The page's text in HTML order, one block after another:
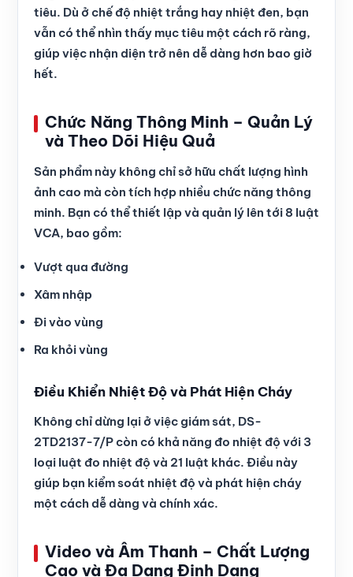
tiêu. Dù ở chế độ nhiệt trắng hay nhiệt đen, bạn
vẫn có thể nhìn thấy mục tiêu một cách rõ ràng,
giúp việc nhận diện trở nên dễ dàng hơn bao giờ
hết.
Chức Năng Thông Minh – Quản Lý
và Theo Dõi Hiệu Quả
Sản phẩm này không chỉ sở hữu chất lượng hình
ảnh cao mà còn tích hợp nhiều chức năng thông
minh. Bạn có thể thiết lập và quản lý lên tới 8 luật
VCA, bao gồm:
Vượt qua đường
Xâm nhập
Đi vào vùng
Ra khỏi vùng
Điều Khiển Nhiệt Độ và Phát Hiện Cháy
Không chỉ dừng lại ở việc giám sát, DS-
2TD2137-7/P còn có khả năng đo nhiệt độ với 3
loại luật đo nhiệt độ và 21 luật khác. Điều này
giúp bạn kiểm soát nhiệt độ và phát hiện cháy
một cách dễ dàng và chính xác.
Video và Âm Thanh – Chất Lượng
Cao và Đa Dạng Định Dạng